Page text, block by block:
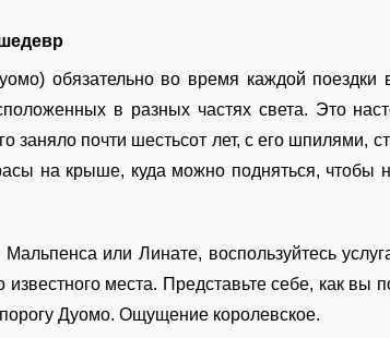
обязательно во время каждой
в разных частях света. Это
заняло почти шестьсот лет, с его шпилями,
на крыше, куда можно подняться, чтобы
или Линате, воспользуйтесь
места. Представьте себе, как вы
Дуомо. Ощущение королевское.